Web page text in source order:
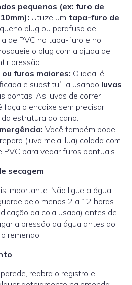
pequenos (ex: furo de
Utilize um tapa-furo de
plug ou parafuso de
de PVC no tapa-furo e no
o plug com a ajuda de
pressão.
furos maiores: O ideal é
e substituí-la usando luvas
pontas. As luvas de correr
faça o encaixe sem precisar
estrutura do cano.
Você também pode
(luva meia-lua) colada com
PVC para vedar furos pontuais.
secagem
importante. Não ligue a água
pelo menos 2 a 12 horas
da cola usada) antes de
a pressão da água antes do
remendo.
reabra o registro e